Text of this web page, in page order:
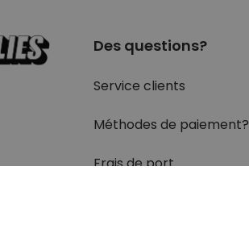
Des questions?
Service clients
Méthodes de paiement?
Frais de port